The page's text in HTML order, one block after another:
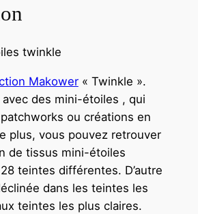
twinkle
Makower« Twinkle ».
des mini-étoiles , qui
ou créations en
plus, vous pouvez retrouver
de tissus mini-étoiles
teintes différentes. D’autre
dans les teintes les
teintes les plus claires.